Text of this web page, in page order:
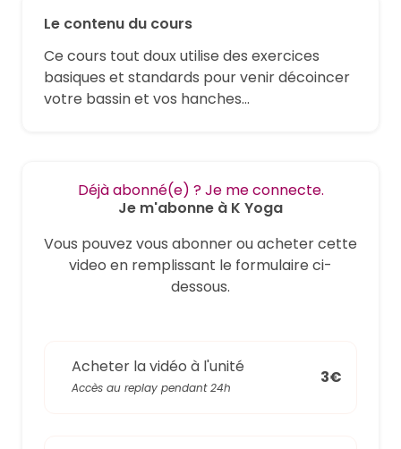
Le contenu du cours
Ce cours tout doux utilise des exercices
basiques et standards pour venir décoincer
votre bassin et vos hanches...
Déjà abonné(e) ? Je me connecte.
Je m'abonne à K Yoga
Vous pouvez vous abonner ou acheter cette
video en remplissant le formulaire ci-
dessous.
Acheter la vidéo à l'unité
Accès au replay pendant 24h
3€